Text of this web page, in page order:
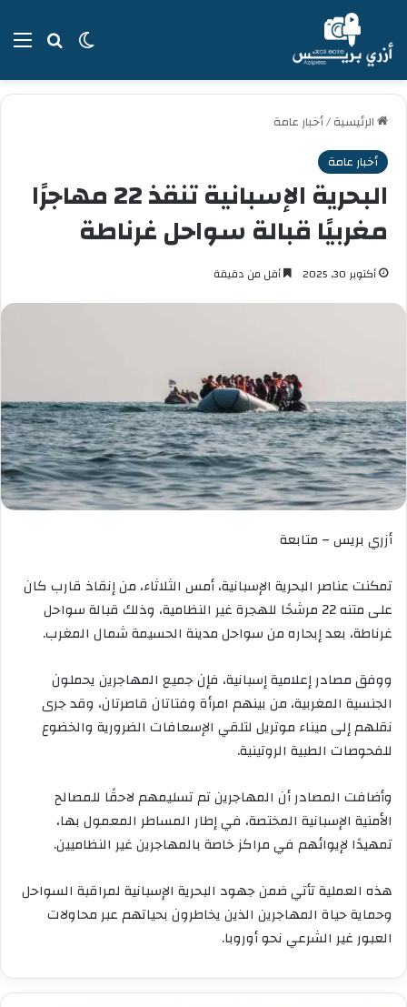
بحثالوضع
الرئيسية/أخبار عامة
أخبار عامة
البحرية الإسبانية تنقذ 22 مهاجرًا
مغربيًا قبالة سواحل غرناطة
أكتوبر 30, 2025 أقل من دقيقة
أزري بريس – متابعة
تمكنت عناصر البحرية الإسبانية، أمس الثلاثاء، من إنقاذ قارب كان
على متنه 22 مرشحًا للهجرة غير النظامية، وذلك قبالة سواحل
غرناطة، بعد إبحاره من سواحل مدينة الحسيمة شمال المغرب.
ووفق مصادر إعلامية إسبانية، فإن جميع المهاجرين يحملون
الجنسية المغربية، من بينهم امرأة وفتاتان قاصرتان، وقد جرى
نقلهم إلى ميناء موتريل لتلقي الإسعافات الضرورية والخضوع
للفحوصات الطبية الروتينية.
وأضافت المصادر أن المهاجرين تم تسليمهم لاحقًا للمصالح
الأمنية الإسبانية المختصة، في إطار المساطر المعمول بها،
تمهيدًا لإيوائهم في مراكز خاصة بالمهاجرين غير النظاميين.
هذه العملية تأتي ضمن جهود البحرية الإسبانية لمراقبة السواحل
وحماية حياة المهاجرين الذين يخاطرون بحياتهم عبر محاولات
العبور غير الشرعي نحو أوروبا.